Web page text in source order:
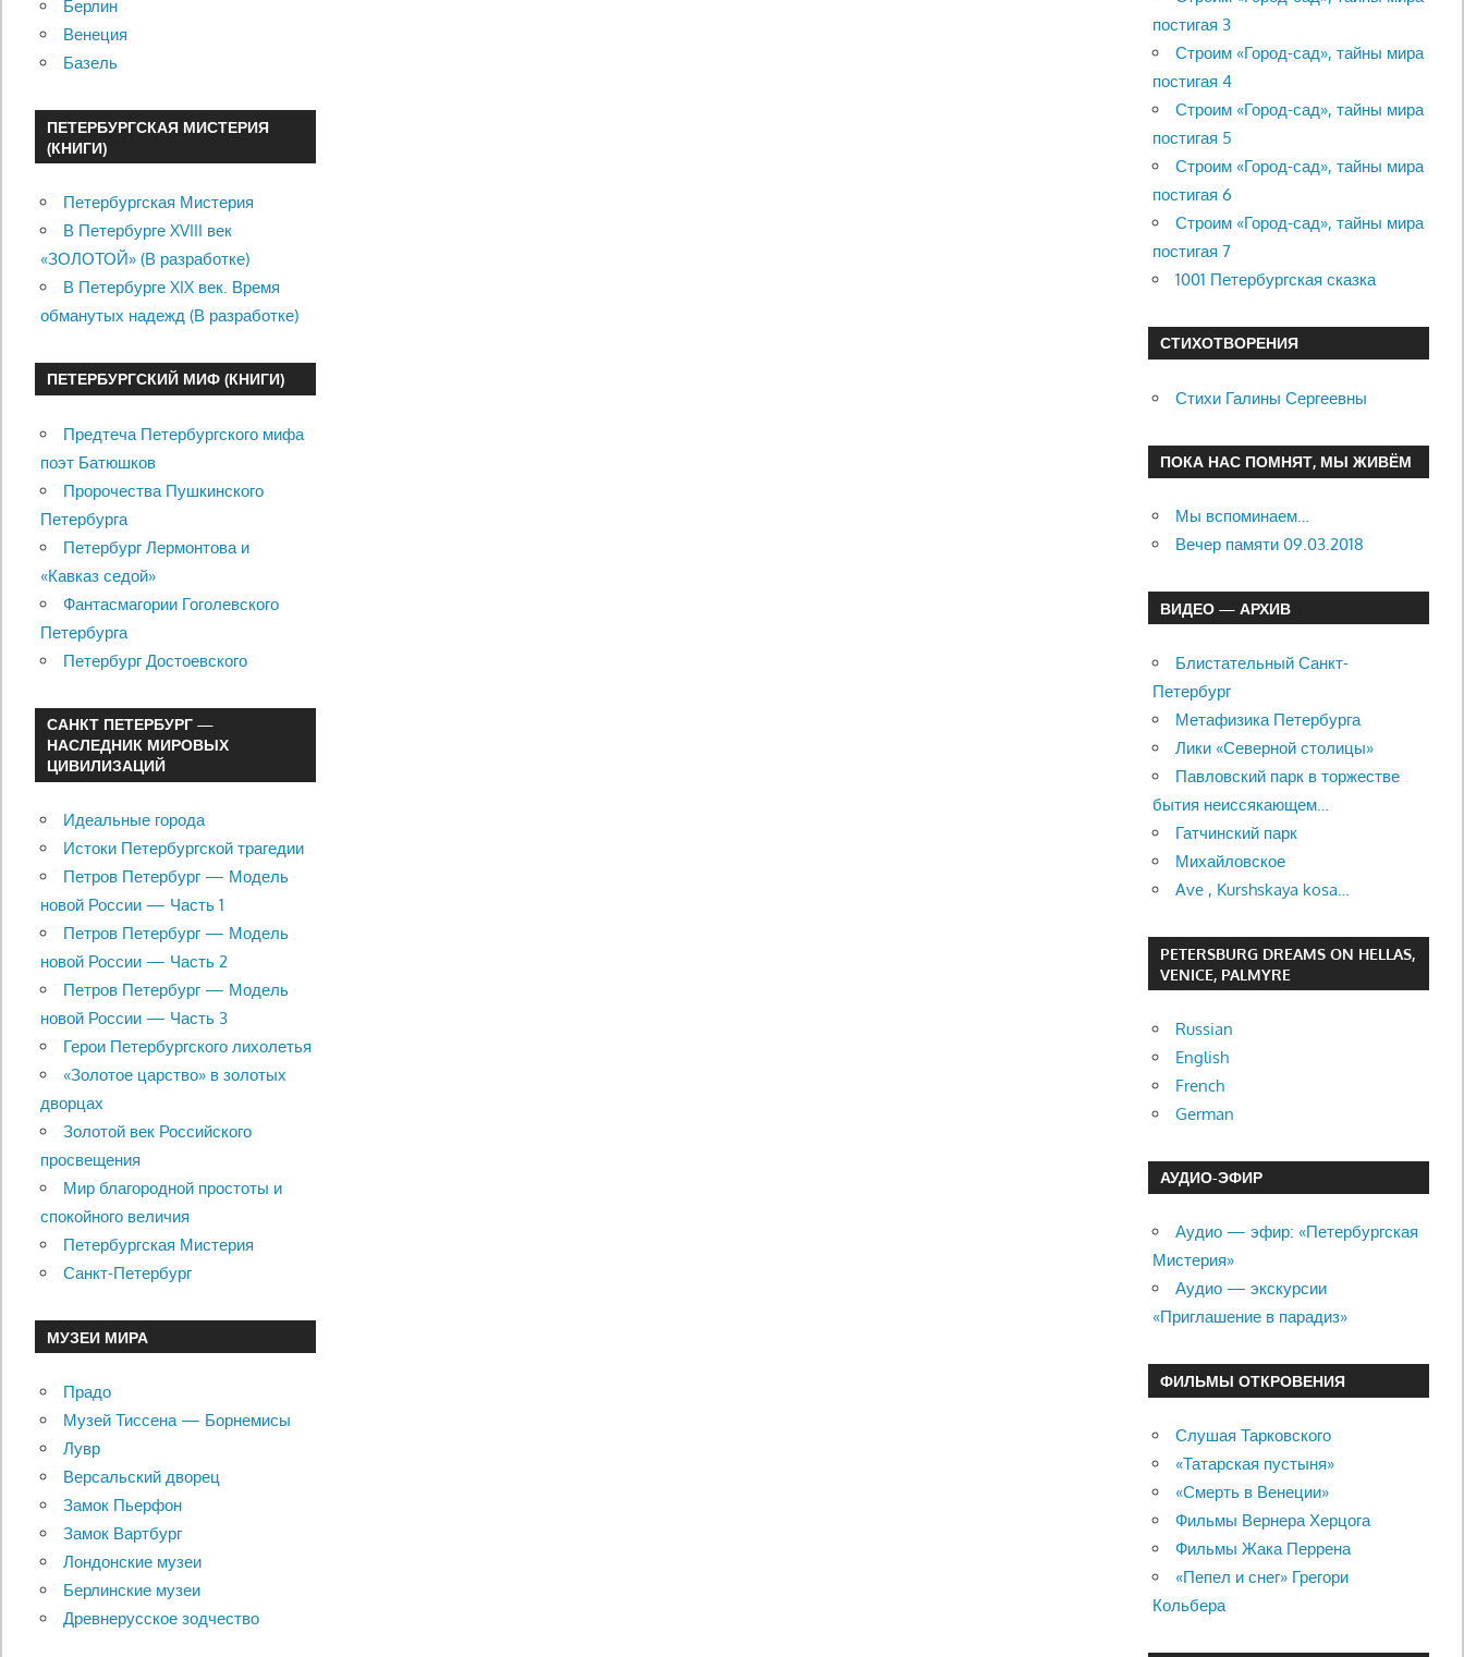
Берлин
Венеция
Базель
ПЕТЕРБУРГСКАЯ МИСТЕРИЯ
(КНИГИ)
Петербургская Мистерия
В Петербурге XVIII век
«ЗОЛОТОЙ» (В разработке)
В Петербурге XIX век. Время
обманутых надежд (В разработке)
ПЕТЕРБУРГСКИЙ МИФ (КНИГИ)
Предтеча Петербургского мифа
поэт Батюшков
Пророчества Пушкинского
Петербурга
Петербург Лермонтова и
«Кавказ седой»
Фантасмагории Гоголевского
Петербурга
Петербург Достоевского
САНКТ ПЕТЕРБУРГ —
НАСЛЕДНИК МИРОВЫХ
ЦИВИЛИЗАЦИЙ
Идеальные города
Истоки Петербургской трагедии
Петров Петербург — Модель
новой России — Часть 1
Петров Петербург — Модель
новой России — Часть 2
Петров Петербург — Модель
новой России — Часть 3
Герои Петербургского лихолетья
«Золотое царство» в золотых
дворцах
Золотой век Российского
просвещения
Мир благородной простоты и
спокойного величия
Петербургская Мистерия
Санкт-Петербург
МУЗЕИ МИРА
Прадо
Музей Тиссена — Борнемисы
Лувр
Версальский дворец
Замок Пьерфон
Замок Вартбург
Лондонские музеи
Берлинские музеи
Древнерусское зодчество
постигая 3
Строим «Город-сад», тайны мира
постигая 4
Строим «Город-сад», тайны мира
постигая 5
Строим «Город-сад», тайны мира
постигая 6
Строим «Город-сад», тайны мира
постигая 7
1001 Петербургская сказка
СТИХОТВОРЕНИЯ
Стихи Галины Сергеевны
ПОКА НАС ПОМНЯТ, МЫ ЖИВЁМ
Мы вспоминаем…
Вечер памяти 09.03.2018
ВИДЕО — АРХИВ
Блистательный Санкт-
Петербург
Метафизика Петербурга
Лики «Северной столицы»
Павловский парк в торжестве
бытия неиссякающем…
Гатчинский парк
Михайловское
Ave , Kurshskaya kosa…
PETERSBURG DREAMS ON HELLAS,
VENICE, PALMYRE
Russian
English
French
German
АУДИО-ЭФИР
Аудио — эфир: «Петербургская
Мистерия»
Аудио — экскурсии
«Приглашение в парадиз»
ФИЛЬМЫ ОТКРОВЕНИЯ
Слушая Тарковского
«Татарская пустыня»
«Смерть в Венеции»
Фильмы Вернера Херцога
Фильмы Жака Перрена
«Пепел и снег» Грегори
Кольбера